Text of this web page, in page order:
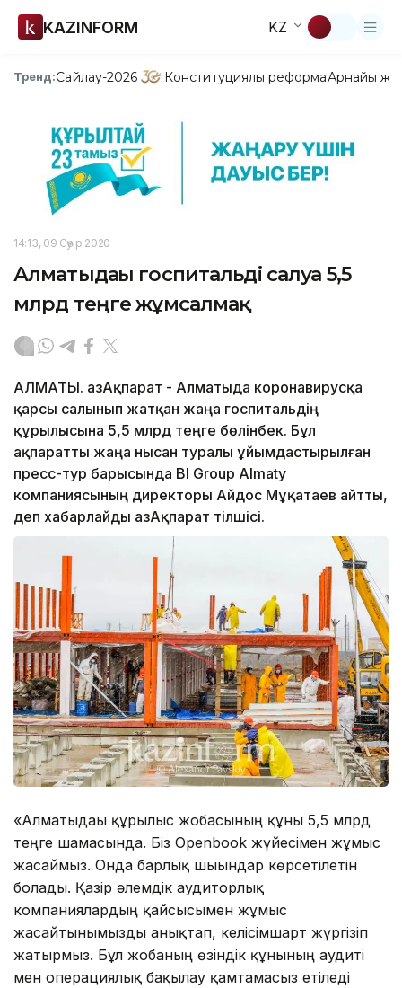
KAZINFORM KZ
Тренд:Сайлау-2026 Конституциялық реформаАрнайы
14:13, 09 Сәуір 2020
Алматыдағы госпитальді салуға 5,5
млрд теңге жұмсалмақ
АЛМАТЫ. ҚазАқпарат - Алматыда коронавирусқа
қарсы салынып жатқан жаңа госпитальдің
құрылысына 5,5 млрд теңге бөлінбек. Бұл
ақпаратты жаңа нысан туралы ұйымдастырылған
пресс-тур барысында BI Group Almaty
компаниясының директоры Айдос Мұқатаев айтты,
деп хабарлайды ҚазАқпарат тілшісі.
«Алматыдағы құрылыс жобасының құны 5,5 млрд
теңге шамасында. Біз Openbook жүйесімен жұмыс
жасаймыз. Онда барлық шығындар көрсетілетін
болады. Қазір әлемдік аудиторлық
компаниялардың қайсысымен жұмыс
жасайтынымызды анықтап, келісімшарт жүргізіп
жатырмыз. Бұл жобаның өзіндік құнының аудиті
мен операциялық бақылау қамтамасыз етіледі